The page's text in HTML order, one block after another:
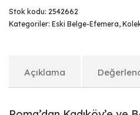
Stok kodu: 2542662
Kategoriler: Eski Belge-Efemera,
Açıklama